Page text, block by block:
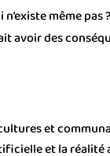
même
avoir des
et
et la réalité